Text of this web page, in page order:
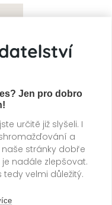
Jen pro dobro
určitě již slyšeli. I
a
stránky dobře
nadále zlepšovat.
velmi důležitý.